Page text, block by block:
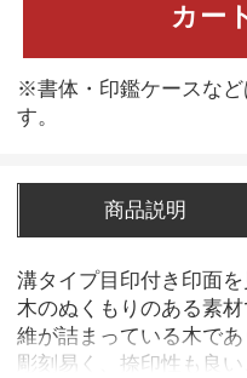
カー
※書体・印鑑ケースなど
す。
商品説明
溝タイプ目印付き印面
木のぬくもりのある素
維が詰まっている木で
彫刻易く、捺印性も良